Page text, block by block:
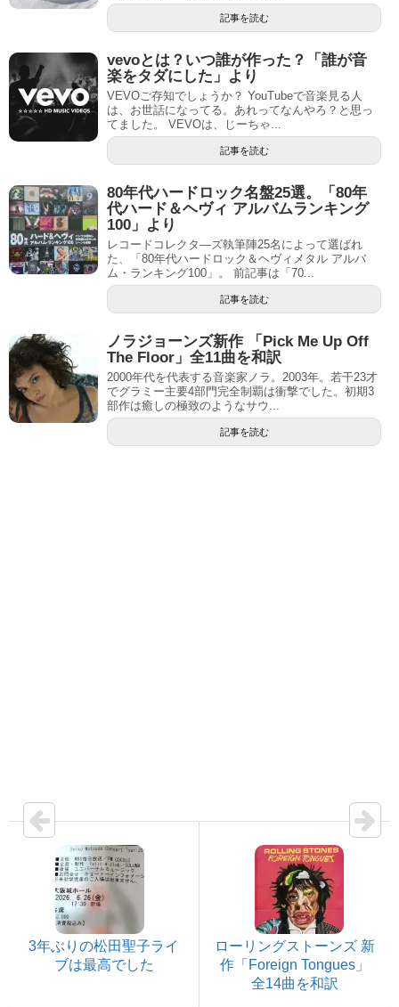
記事を読む
vevoとは？いつ誰が作った？「誰が音
楽をタダにした」より
VEVOご存知でしょうか？ YouTubeで音楽見る人
は、お世話になってる。あれってなんやろ？と思っ
てました。 VEVOは、じーちゃ...
記事を読む
80年代ハードロック名盤25選。「80年
代ハード＆ヘヴィ アルバムランキング
100」より
レコードコレクタ―ズ執筆陣25名によって選ばれ
た、「80年代ハードロック＆ヘヴィメタル アルバ
ム・ランキング100」。 前記事は「70...
記事を読む
ノラジョーンズ新作 「Pick Me Up Off
The Floor」全11曲を和訳
2000年代を代表する音楽家ノラ。2003年。若干23才
でグラミー主要4部門完全制覇は衝撃でした。初期3
部作は癒しの極致のようなサウ...
記事を読む
3年ぶりの松田聖子ライ
ブは最高でした
ローリングストーンズ 新
作「Foreign Tongues」
全14曲を和訳